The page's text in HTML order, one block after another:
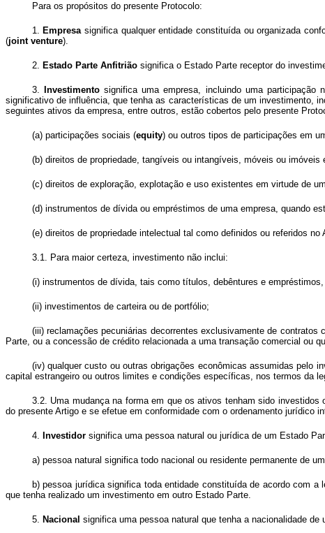
Para os propósitos do presente Protocolo:
1. Empresasignifica qualquer entidade constituída ou organizada
(joint venture).
2. Estado Parte Anfitriãosignifica o Estado Parte receptor do
3. Investimentosignifica uma empresa, incluindo uma participação
significativo de influência, que tenha as características de um investimento,
seguintes ativos da empresa, entre outros, estão cobertos pelo presente
(a) participações sociais (equity) ou outros tipos de participações em
(b) direitos de propriedade, tangíveis ou intangíveis, móveis ou imóveis
(c) direitos de exploração, explotação e uso existentes em virtude de
(d) instrumentos de dívida ou empréstimos de uma empresa, quando
(e) direitos de propriedade intelectual tal como definidos ou referidos
3.1. Para maior certeza, investimento não inclui:
(i) instrumentos de dívida, tais como títulos, debêntures e
(ii) investimentos de carteira ou de portfólio;
(iii) reclamações pecuniárias decorrentes exclusivamente de
Parte, ou a concessão de crédito relacionada a uma transação comercial ou
(iv) qualquer custo ou outras obrigações econômicas assumidas pelo
capital estrangeiro ou outros limites e condições específicas, nos termos da
3.2. Uma mudança na forma em que os ativos tenham sido
do presente Artigo e se efetue em conformidade com o ordenamento jurídico
4. Investidorsignifica uma pessoa natural ou jurídica de um Estado
a) pessoa natural significa todo nacional ou residente permanente de
b) pessoa jurídica significa toda entidade constituída de acordo com
que tenha realizado um investimento em outro Estado Parte.
5. Nacional significa uma pessoa natural que tenha a nacionalidade